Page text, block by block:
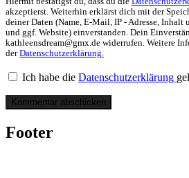
akzeptierst. Weiterhin erklärst dich mit der
deiner Daten (Name, E-Mail, IP - Adresse, Inhalt
und ggf. Website) einverstanden. Dein
kathleensdream@gmx.de widerrufen. Weitere
derDatenschutzerklärung.
Ich habe die Datenschutzerklärung
Footer